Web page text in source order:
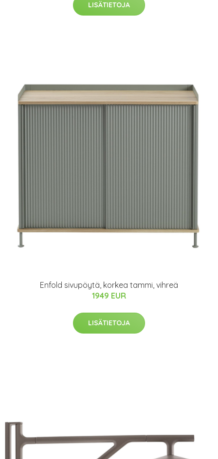
LISÄTIETOJA
Enfold sivupöytä, korkea tammi, vihreä
1949 EUR
LISÄTIETOJA